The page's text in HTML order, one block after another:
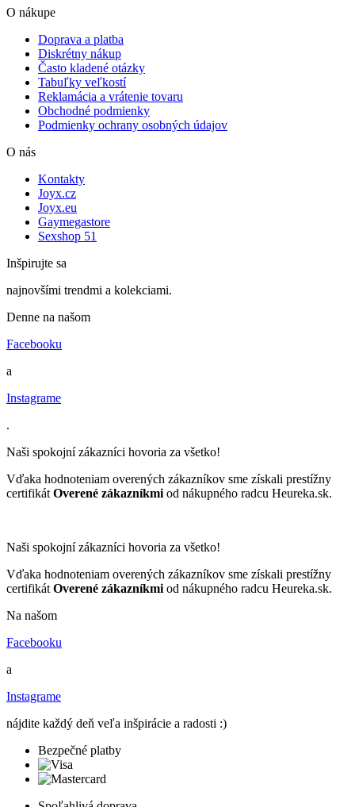
O nákupe
Doprava a platba
Diskrétny nákup
Často kladené otázky
Tabuľky veľkostí
Reklamácia a vrátenie tovaru
Obchodné podmienky
Podmienky ochrany osobných údajov
O nás
Kontakty
Joyx.cz
Joyx.eu
Gaymegastore
Sexshop 51
Inšpirujte sa
najnovšími trendmi a kolekciami.
Denne na našom
Facebooku
a
Instagrame
.
Naši spokojní zákazníci hovoria za všetko!
Vďaka hodnoteniam overených zákazníkov sme získali prestížny
certifikát Overené zákazníkmi od nákupného radcu Heureka.sk.
Naši spokojní zákazníci hovoria za všetko!
Vďaka hodnoteniam overených zákazníkov sme získali prestížny
certifikát Overené zákazníkmi od nákupného radcu Heureka.sk.
Na našom
Facebooku
a
Instagrame
nájdite každý deň veľa inšpirácie a radosti :)
Bezpečné platby